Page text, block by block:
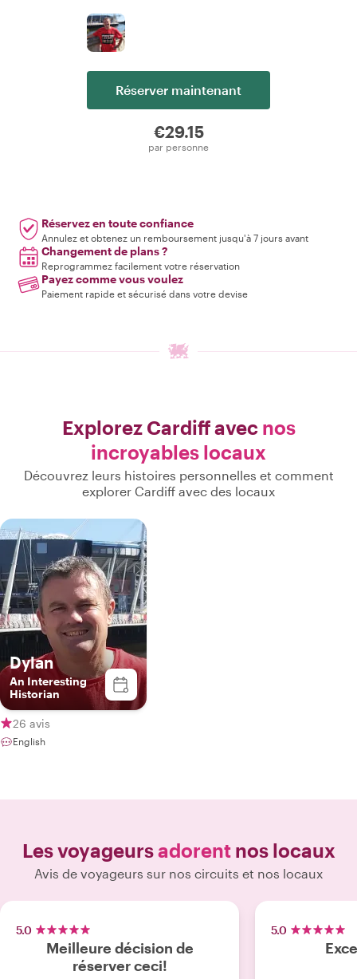
Réserver maintenant
€29.15
par personne
Réservez en toute confiance
Annulez et obtenez un remboursement jusqu'à 7 jours avant
Changement de plans ?
Reprogrammez facilement votre réservation
Payez comme vous voulez
Paiement rapide et sécurisé dans votre devise
Explorez Cardiff avec nos
incroyables locaux
Découvrez leurs histoires personnelles et comment
explorer Cardiff avec des locaux
Dylan
An Interesting
Historian
26 avis
English
Les voyageursadorentnos locaux
Avis de voyageurs sur nos circuits et nos locaux
5.0
Meilleure décision de
réserver ceci!
5.0